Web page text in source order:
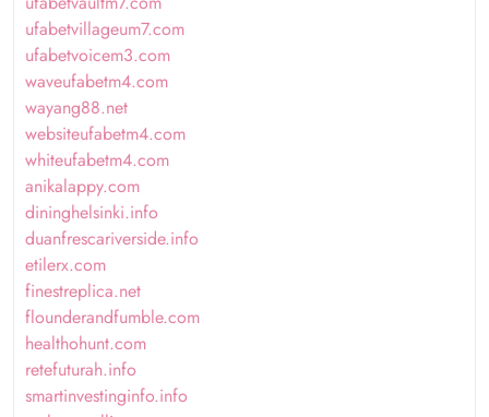
ufabetvillageum7.com
ufabetvoicem3.com
waveufabetm4.com
wayang88.net
websiteufabetm4.com
whiteufabetm4.com
anikalappy.com
dininghelsinki.info
duanfrescariverside.info
etilerx.com
finestreplica.net
flounderandfumble.com
healthohunt.com
retefuturah.info
smartinvestinginfo.info